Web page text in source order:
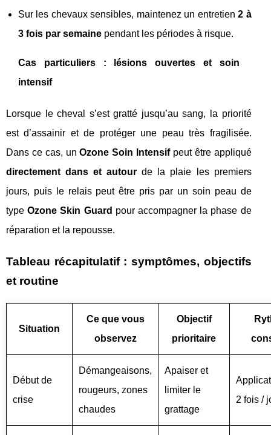
Sur les chevaux sensibles, maintenez un entretien2 à
3 fois par semaine pendant les périodes à risque.
Cas particuliers : lésions ouvertes et soin
intensif
Lorsque le cheval s’est gratté jusqu’au sang, la priorité
est d’assainir et de protéger une peau très fragilisée.
Dans ce cas, unOzone Soin Intensifpeut être appliqué
directement dans et autour de la plaie les premiers
jours, puis le relais peut être pris par un soin peau de
typeOzone Skin Guard pour accompagner la phase de
réparation et la repousse.
Tableau récapitulatif : symptômes, objectifs
et routine
Situation
Ce que vous
observez
Objectif
prioritaire
Début de
crise
Démangeaisons,
rougeurs, zones
chaudes
Apaiser et
limiter le
grattage
2 fois /